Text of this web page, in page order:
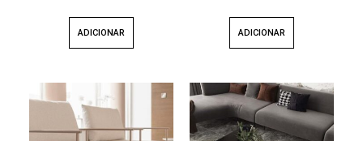
ADICIONAR ADICIONAR